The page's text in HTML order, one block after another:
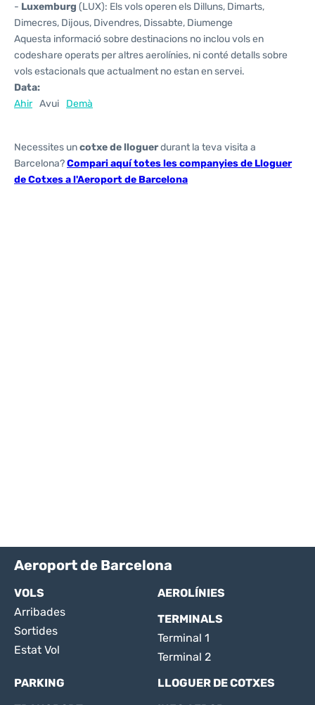
- Luxemburg (LUX): Els vols operen els Dilluns, Dimarts,
Dimecres, Dijous, Divendres, Dissabte, Diumenge
Aquesta informació sobre destinacions no inclou vols en
codeshare operats per altres aerolínies, ni conté detalls sobre
vols estacionals que actualment no estan en servei.
Data:
Ahir Avui Demà
Necessites uncotxe de lloguerdurant la teva visita a
Barcelona?Compari aquí totes les companyies de Lloguer
de Cotxes a l'Aeroport de Barcelona
Aeroport de Barcelona
VOLS
Arribades
Sortides
Estat Vol
AEROLÍNIES
TERMINALS
Terminal 1
Terminal 2
PARKING
LLOGUER DE COTXES